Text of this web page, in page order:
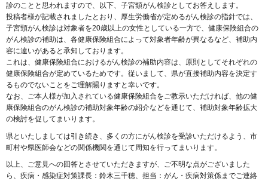
診のことと思われますので、以下、子宮頸がん検診としてお答えします。
投稿者様が記載されましたとおり、厚生労働省が定めるがん検診の指針では、
子宮頸がん検診は対象者を20歳以上の女性としている一方で、健康保険組合の
がん検診の補助は、各健康保険組合によって対象者年齢が異なるなど、補助内
容に違いがあると承知しております。
これは、健康保険組合におけるがん検診の補助内容は、原則としてそれぞれの
健康保険組合が定めているためです。従いまして、県が直接補助内容を決定す
るものでないことをご理解賜りますと幸いです。
なお、ご本人様が加入されている健康保険組合をご教示いただければ、他の健
康保険組合のがん検診の補助対象年齢の紹介などを通じて、補助対象年齢拡大
の検討を促してまいります。
県といたしましては引き続き、多くの方にがん検診を受診いただけるよう、市
町村や県医師会などの関係機関を通じて周知を行ってまいります。
以上、ご意見への回答とさせていただきますが、ご不明な点がございました
ら、疾病・感染症対策課長：鈴木三千穂、担当：がん・疾病対策係までご連絡